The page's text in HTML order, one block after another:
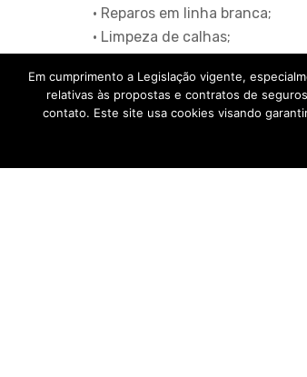
• Reparos em linha branca;
• Limpeza de calhas;
Em cumprimento a Legislação vigente,
relativas às propostas e contratos de
contato. Este site usa cookies visando